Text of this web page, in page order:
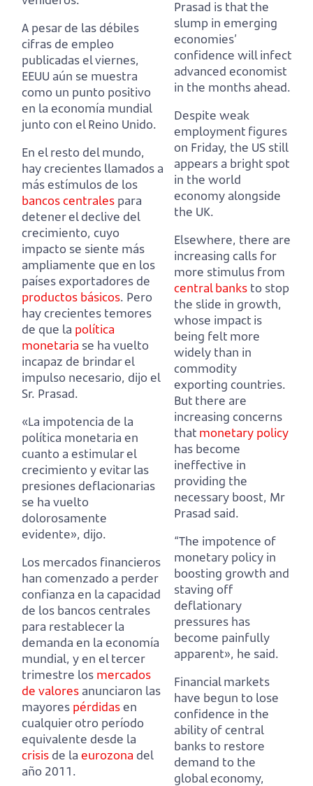
A pesar de las débiles
cifras de empleo
publicadas el viernes,
EEUU aún se muestra
como un punto positivo
en la economía mundial
junto con el Reino Unido.
En el resto del mundo,
hay crecientes llamados a
más estímulos de los
bancos centrales para
detener el declive del
crecimiento, cuyo
impacto se siente más
ampliamente que en los
países exportadores de
productos básicos. Pero
hay crecientes temores
de que la política
monetaria se ha vuelto
incapaz de brindar el
impulso necesario, dijo el
Sr. Prasad.
«La impotencia de la
política monetaria en
cuanto a estimular el
crecimiento y evitar las
presiones deflacionarias
se ha vuelto
dolorosamente
evidente», dijo.
Los mercados financieros
han comenzado a perder
confianza en la capacidad
de los bancos centrales
para restablecer la
demanda en la economía
mundial, y en el tercer
trimestre los mercados
de valores anunciaron las
mayores pérdidasen
cualquier otro período
equivalente desde la
crisis de la eurozona del
año 2011.
Prasad is that the
slump in emerging
economies’
confidence will infect
advanced economist
in the months ahead.
Despite weak
employment figures
on Friday, the US still
appears a bright spot
in the world
economy alongside
the UK.
Elsewhere, there are
increasing calls for
more stimulus from
central banks to stop
the slide in growth,
whose impact is
being felt more
widely than in
commodity
exporting countries.
But there are
increasing concerns
that monetary policy
has become
ineffective in
providing the
necessary boost, Mr
Prasad said.
“The impotence of
monetary policy in
boosting growth and
staving off
deflationary
pressures has
become painfully
apparent», he said.
Financial markets
have begun to lose
confidence in the
ability of central
banks to restore
demand to the
global economy,